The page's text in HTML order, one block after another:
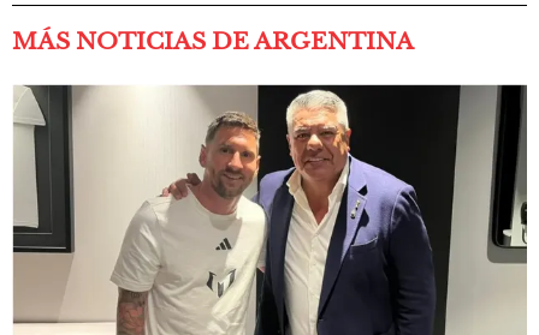
MÁS NOTICIAS DE ARGENTINA